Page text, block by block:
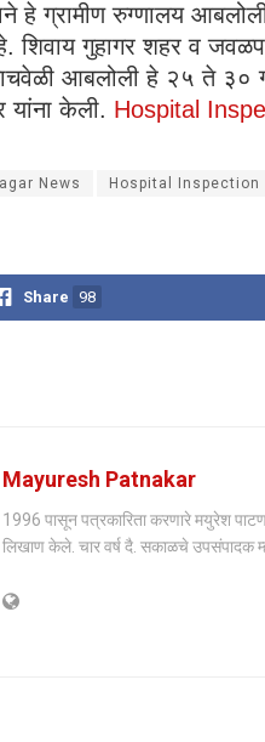
हे ग्रामीण रुग्णालय
शिवाय गुहागर शहर व
आबलोली हे २५ ते ३०
यांना केली. Hospital
News Hospital Inspection
Share 98
Mayuresh Patnakar
1996 पासून पत्रकारिता करणारे मयुरेश
लिखाण केले. चार वर्ष दै. सकाळचे उपसंपादक